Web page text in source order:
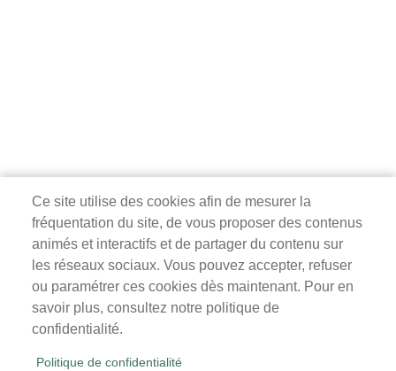
Ce site utilise des cookies afin de mesurer la
fréquentation du site, de vous proposer des contenus
animés et interactifs et de partager du contenu sur
les réseaux sociaux. Vous pouvez accepter, refuser
ou paramétrer ces cookies dès maintenant. Pour en
savoir plus, consultez notre politique de
confidentialité.
Politique de confidentialité
Mairie de Survilliers
3 rue de la Liberté
95470 Survilliers
Tél. 01 34 68 26 00